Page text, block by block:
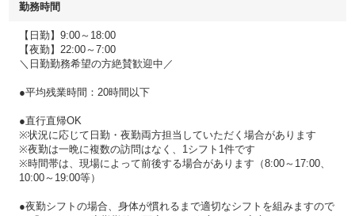
勤務時間
【日勤】9:00～18:00
【夜勤】22:00～7:00
＼日勤勤務希望の方絶賛歓迎中／
●平均残業時間：20時間以下
●直行直帰OK
※状況に応じて日勤・夜勤両方担当していただく場合があります
※夜勤は一晩に複数の訪問はなく、1シフト1件です
※時間帯は、現場によって前後する場合があります（8:00～17:00、
10:00～19:00等）
●夜勤シフトの場合、身体が慣れるまで適切なシフトを組みますので